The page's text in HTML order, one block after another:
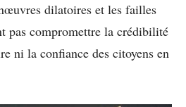
dilatoires et les failles
pas compromettre la crédibilité
ni la confiance des citoyens en